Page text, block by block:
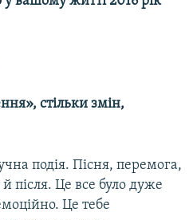
стільки змін,
подія. Пісня, перемога,
після. Це все було дуже
Це тебе